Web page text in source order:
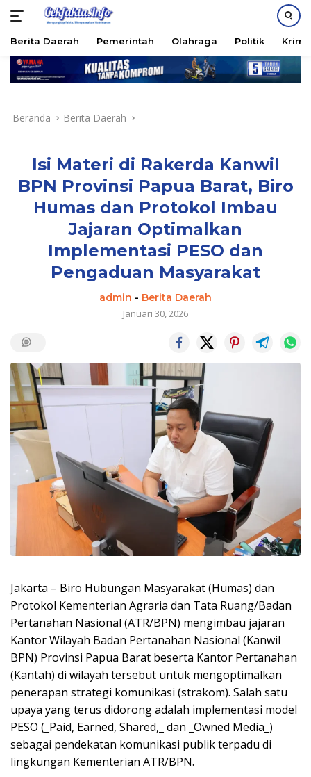
Langsung
Berita Daerah Pemerintah Olahraga Politik
Beranda Berita Daerah
Isi Materi di Rakerda Kanwil
BPN Provinsi Papua Barat, Biro
Humas dan Protokol Imbau
Jajaran Optimalkan
Implementasi PESO dan
Pengaduan Masyarakat
admin - Berita Daerah
Januari 30, 2026
Jakarta – Biro Hubungan Masyarakat (Humas) dan
Protokol Kementerian Agraria dan Tata Ruang/Badan
Pertanahan Nasional (ATR/BPN) mengimbau jajaran
Kantor Wilayah Badan Pertanahan Nasional (Kanwil
BPN) Provinsi Papua Barat beserta Kantor Pertanahan
(Kantah) di wilayah tersebut untuk mengoptimalkan
penerapan strategi komunikasi (strakom). Salah satu
upaya yang terus didorong adalah implementasi model
PESO (_Paid, Earned, Shared,_ dan _Owned Media_)
sebagai pendekatan komunikasi publik terpadu di
lingkungan Kementerian ATR/BPN.